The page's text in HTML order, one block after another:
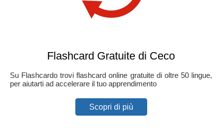
Flashcard Gratuite di Ceco
Su Flashcardo trovi flashcard online gratuite di oltre 50 lingue,
per aiutarti ad accelerare il tuo apprendimento
Scopri di più